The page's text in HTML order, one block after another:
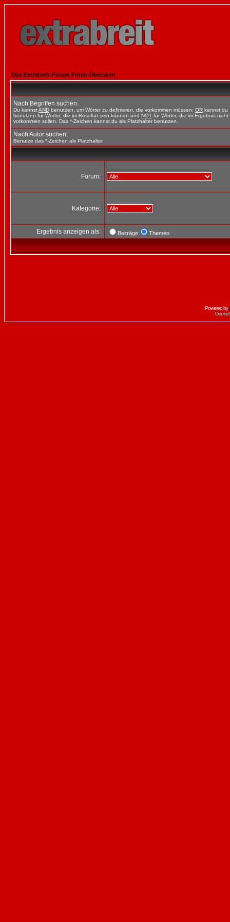
Das Extrabreit-Forum Foren-Übersicht
Nach Begriffen suchen:
Du kannstAND benutzen, um Wörter zu definieren, die vorkommen müssen; OR kannst du
benutzen für Wörter, die im Resultat sein können und NOT für Wörter, die im Ergebnis nicht
vorkommen sollen. Das *-Zeichen kannst du als Platzhalter benutzen.
Nach Autor suchen:
Benutze das *-Zeichen als Platzhalter
Forum:
Kategorie:
Ergebnis anzeigen als: Beiträge Themen
Powered by